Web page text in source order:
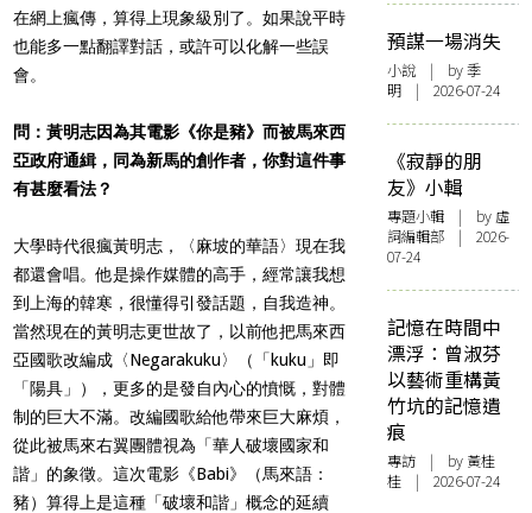
在網上瘋傳，算得上現象級別了。如果說平時
也能多一點翻譯對話，或許可以化解一些誤
會。
問：黃明志因為其電影《你是豬》而被馬來西
亞政府通緝，同為新馬的創作者，你對這件事
有甚麼看法？
大學時代很瘋黃明志，〈麻坡的華語〉現在我
都還會唱。他是操作媒體的高手，經常讓我想
到上海的韓寒，很懂得引發話題，自我造神。
當然現在的黃明志更世故了，以前他把馬來西
亞國歌改編成〈Negarakuku〉（「kuku」即
「陽具」），更多的是發自內心的憤慨，對體
制的巨大不滿。改編國歌給他帶來巨大麻煩，
從此被馬來右翼團體視為「華人破壞國家和
諧」的象徵。這次電影《Babi》（馬來語：
豬）算得上是這種「破壞和諧」概念的延續
預謀一場消失
小說 | by 季
明 | 2026-07-24
《寂靜的朋
友》小輯
專題小輯 | by 虛
詞編輯部 | 2026-
07-24
記憶在時間中
漂浮：曾淑芬
以藝術重構黃
竹坑的記憶遺
痕
專訪 | by 黃桂
桂 | 2026-07-24